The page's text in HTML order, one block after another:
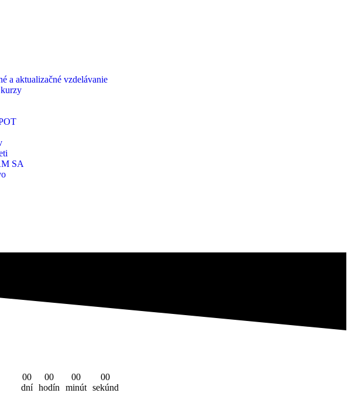
a aktualizačné vzdelávanie
SA
00
dní
00
hodín
00
minút
00
sekúnd